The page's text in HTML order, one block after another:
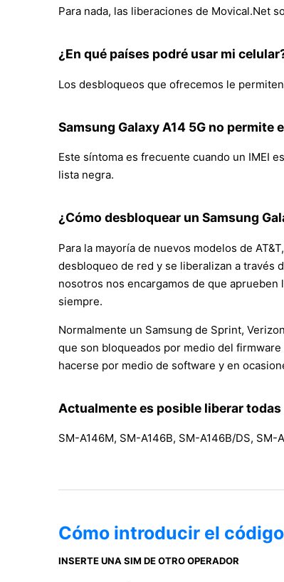
Para nada, las liberaciones de Movical.Net
¿En qué países podré usar mi
Los desbloqueos que ofrecemos le
Samsung Galaxy A14 5G no permite
Este síntoma es frecuente cuando un IMEI
lista negra.
¿Cómo desbloquear un Samsung
Para la mayoría de nuevos modelos de
desbloqueo de red y se liberalizan a través
nosotros nos encargamos de que
siempre.
Normalmente un Samsung de Sprint,
que son bloqueados por medio del
hacerse por medio de software y en
Actualmente es posible liberar
SM-A146M, SM-A146B, SM-A146B/DS, SM-
Cómo introducir el
INSERTE UNA SIM DE OTRO OPERADOR